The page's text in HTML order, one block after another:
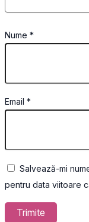
Nume *
Email *
Salvează-mi
pentru data viitoare